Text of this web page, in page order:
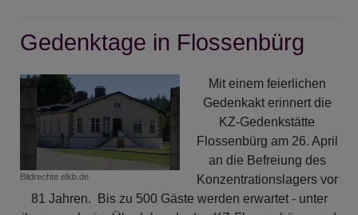
"Schnupper-
Libi"
.
.
Gedenktage in Flossenbürg
Bildrechte elkb.de
Mit einem feierlichen
Gedenkakt erinnert die
KZ-Gedenkstätte
Flossenbürg am 26. April
an die Befreiung des
Konzentrationslagers vor
81 Jahren. Bis zu 500 Gäste werden erwartet - unter